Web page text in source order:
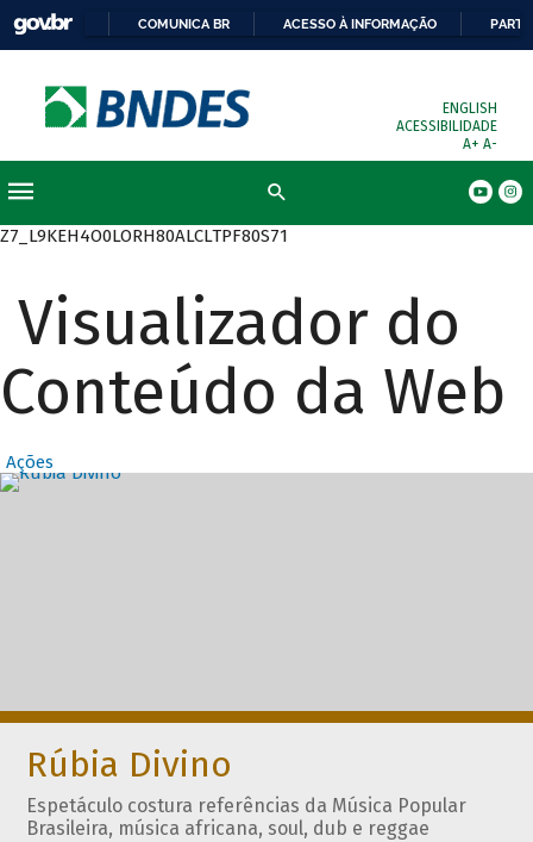
COMUNICA BR ACESSO À INFORMAÇÃO
ENGLISH
ACESSIBILIDADE
A+ A-
Z7_L9KEH4O0LORH80ALCLTPF80S71
Visualizador do
Conteúdo da Web
Ações
Destaques
Rúbia Divino
Espetáculo costura referências da Música Popular
Brasileira, música africana, soul, dub e reggae